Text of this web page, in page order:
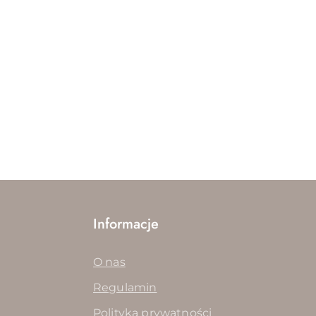
Informacje
O nas
Regulamin
Polityka prywatności